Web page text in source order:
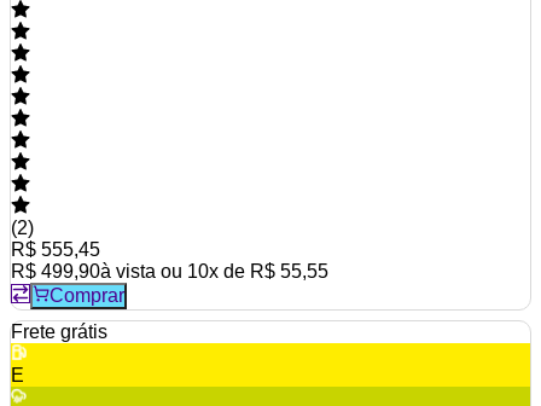
(2)
R$ 555,45
R$ 499,90à vista ou 10x de R$ 55,55
Comprar
Frete grátis
E